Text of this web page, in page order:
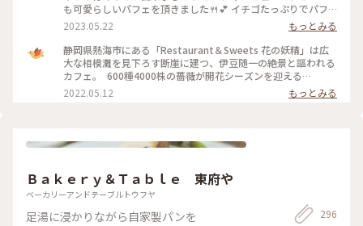
の景色は。。山、岩山、海、地平線、熱海城、トンビが飛んで
いて。。自然に囲まれた非日常感がハンパなく本当に最高な眺
めでした🌿✨ #花の妖精 #絶景カフェ #眺めが最高 #地平線が見
えるなんて #素敵 #ティータイム #パフェ #モンブラン #紅茶 #
ハーブティー #ゆっくり #のんびり #旅行のカフェは特別感 #
贅沢な時間 #景色が最高 #自然に囲まれて #熱海 #熱海ことり
っぷ
も可愛らしいパフェを頂きました🍴💕 イチゴたっぷりでパフ
ェも景色も贅沢な一時を過ごすことが出来ました☺️ #私のこと
りっぷ旅 #花の妖精
2023.05.22
もっとみる
静岡県熱海市にある「Restaurant＆Sweets 花の妖精」は広
大な相模灘を見下ろす断崖に建つ、伊豆随一の絶景と謳われる
カフェ。 ⁡ 600種4000株の薔薇が開花シーズンを迎える
「ACAO FOREST」と連動して、5月14日(土)から各日10食限
定で薔薇をモチーフとした期間限定のパフェが登場します。 薔
●Restaurant＆Sweets花の妖精 住所：静岡県熱海市熱海
2022.05.12 もっとみる
Ｂａｋｅｒｙ＆Ｔａｂｌｅ 東府や
ベーカリーアンドテーブルトウフヤ
足湯に浸かりながら自家製パンを 296